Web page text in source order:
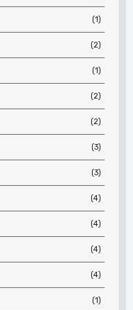
(1)
(2)
(1)
(2)
(2)
(3)
(3)
(4)
(4)
(4)
(4)
(1)